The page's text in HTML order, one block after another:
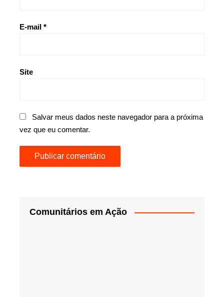
E-mail *
Site
Salvar meus dados neste navegador para a próxima
vez que eu comentar.
Comunitários em Ação